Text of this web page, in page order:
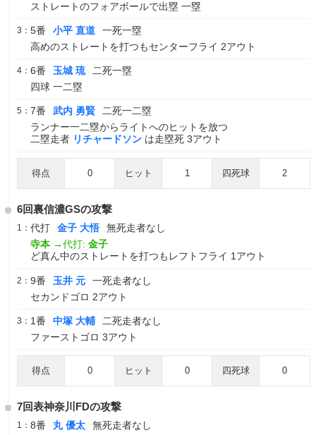
ストレートのフォアボールで出塁 一塁
3： 5番 小平 直道
一死一塁
高めのストレートを打つもセンターフライ 2アウト
4： 6番 玉城 琉
二死一塁
四球 一二塁
5： 7番 武内 勇賢
二死一二塁
ランナー一二塁からライトへのヒットを放つ
二塁走者 リチャードソン は走塁死 3アウト
得点 0 ヒット 1 四死球 2
6回裏信濃GSの攻撃
1： 代打 金子 大悟
無死走者なし
寺本 →代打: 金子
ど真ん中のストレートを打つもレフトフライ 1アウト
2： 9番 玉井 元
一死走者なし
セカンドゴロ 2アウト
3： 1番 中塚 大輔
二死走者なし
ファーストゴロ 3アウト
得点 0 ヒット 0 四死球 0
7回表神奈川FDの攻撃
1： 8番 丸 優太
無死走者なし